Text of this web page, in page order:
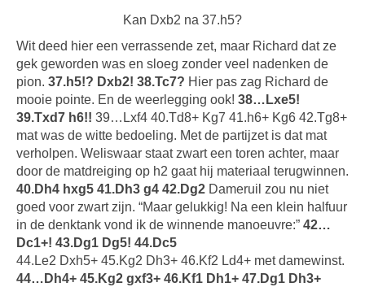
Kan Dxb2 na 37.h5?
Wit deed hier een verrassende zet, maar Richard dat ze
gek geworden was en sloeg zonder veel nadenken de
pion. 37.h5!? Dxb2! 38.Tc7? Hier pas zag Richard de
mooie pointe. En de weerlegging ook! 38…Lxe5!
39.Txd7 h6!! 39…Lxf4 40.Td8+ Kg7 41.h6+ Kg6 42.Tg8+
mat was de witte bedoeling. Met de partijzet is dat mat
verholpen. Weliswaar staat zwart een toren achter, maar
door de matdreiging op h2 gaat hij materiaal terugwinnen.
40.Dh4 hxg5 41.Dh3 g4 42.Dg2 Dameruil zou nu niet
goed voor zwart zijn. “Maar gelukkig! Na een klein halfuur
in de denktank vond ik de winnende manoeuvre:” 42…
Dc1+! 43.Dg1 Dg5! 44.Dc5
44.Le2 Dxh5+ 45.Kg2 Dh3+ 46.Kf2 Ld4+ met damewinst.
44…Dh4+ 45.Kg2 gxf3+ 46.Kf1 Dh1+ 47.Dg1 Dh3+